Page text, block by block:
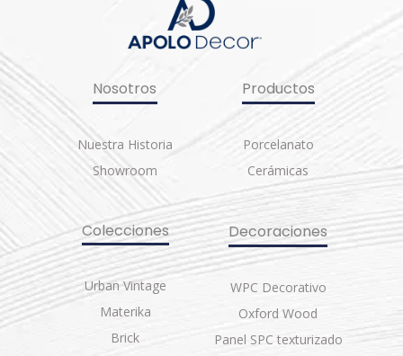
Nosotros
Nuestra Historia
Showroom
Productos
Porcelanato
Cerámicas
Colecciones
Urban Vintage
Materika
Brick
Decoraciones
WPC Decorativo
Oxford Wood
Panel SPC texturizado